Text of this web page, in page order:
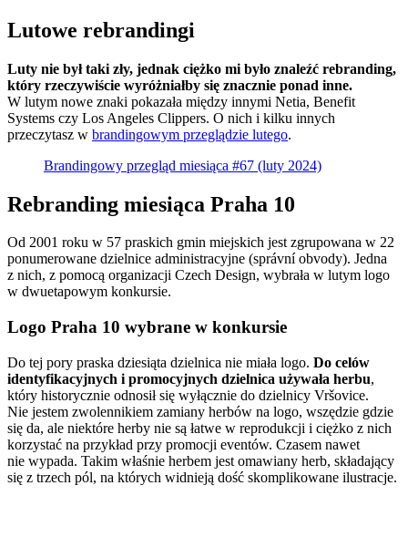
Lutowe rebrandingi
Luty nie był taki zły, jednak ciężko mi było znaleźć rebranding,
który rzeczywiście wyróżniałby się znacznie ponad inne.
W lutym nowe znaki pokazała między innymi Netia, Benefit
Systems czy Los Angeles Clippers. O nich i kilku innych
przeczytasz w brandingowym przeglądzie lutego.
Brandingowy przegląd miesiąca #67 (luty 2024)
Rebranding miesiąca Praha 10
Od 2001 roku w 57 praskich gmin miejskich jest zgrupowana w 22
ponumerowane dzielnice administracyjne (správní obvody). Jedna
z nich, z pomocą organizacji Czech Design, wybrała w lutym logo
w dwuetapowym konkursie.
Logo Praha 10 wybrane w konkursie
Do tej pory praska dziesiąta dzielnica nie miała logo. Do celów
identyfikacyjnych i promocyjnych dzielnica używała herbu,
który historycznie odnosił się wyłącznie do dzielnicy Vršovice.
Nie jestem zwolennikiem zamiany herbów na logo, wszędzie gdzie
się da, ale niektóre herby nie są łatwe w reprodukcji i ciężko z nich
korzystać na przykład przy promocji eventów. Czasem nawet
nie wypada. Takim właśnie herbem jest omawiany herb, składający
się z trzech pól, na których widnieją dość skomplikowane ilustracje.